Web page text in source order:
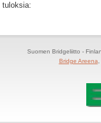
tuloksia:
Suomen Bridgeliitto -
Bridge Areena